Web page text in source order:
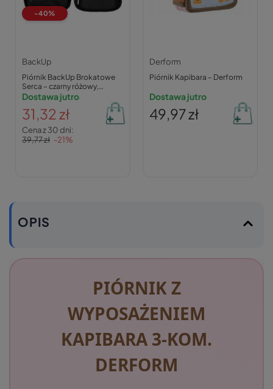
-40%
BackUp
Piórnik BackUp Brokatowe
Serca – czarny różowy,
23×9×5 cm
Dostawa jutro
31,32 zł
Cena z 30 dni:
39,77 zł -21%
Derform
Piórnik Kapibara – Derform
Dostawa jutro
49,97 zł
OPIS
PIÓRNIK Z
WYPOSAŻENIEM
KAPIBARA 3-KOM.
DERFORM